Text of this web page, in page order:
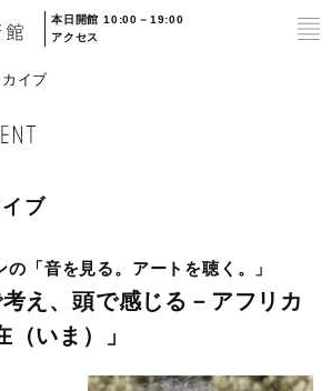
本日開館 10:00－19:00
アクセス
イブ
ブ
の「音を見る。アートを聴く。」
え、頭で感じる－アフリカ
（いま）」